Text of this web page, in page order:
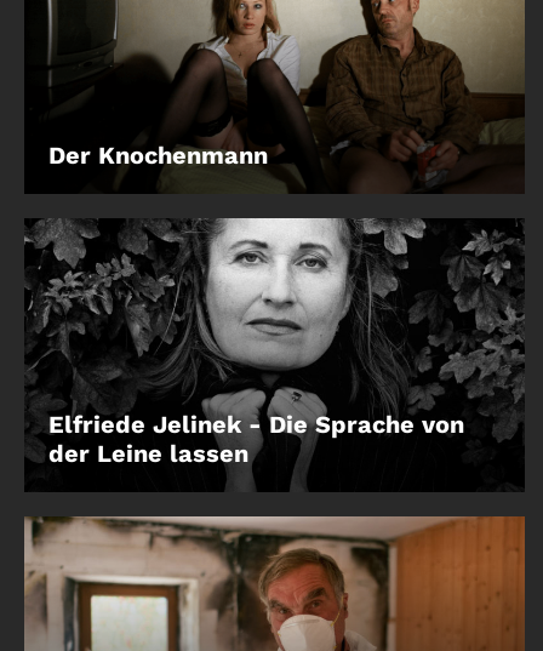
Der Knochenmann
Elfriede Jelinek - Die Sprache von
der Leine lassen